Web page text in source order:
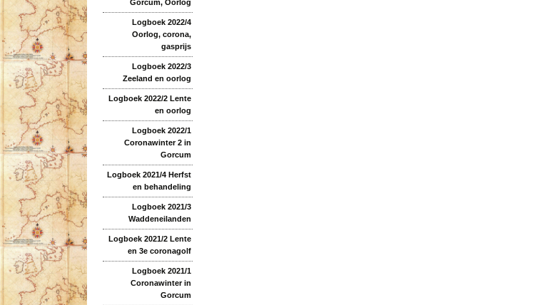
Gorcum, Oorlog
Logboek 2022/4
Oorlog, corona,
gasprijs
Logboek 2022/3
Zeeland en oorlog
Logboek 2022/2 Lente
en oorlog
Logboek 2022/1
Coronawinter 2 in
Gorcum
Logboek 2021/4 Herfst
en behandeling
Logboek 2021/3
Waddeneilanden
Logboek 2021/2 Lente
en 3e coronagolf
Logboek 2021/1
Coronawinter in
Gorcum